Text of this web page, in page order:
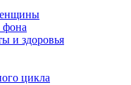
фона
и здоровья
цикла